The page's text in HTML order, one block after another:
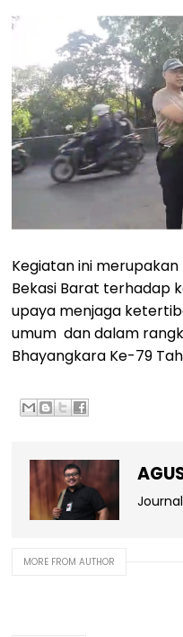
Kegiatan ini
Bekasi Barat terhadap
upaya menjaga
umum dan dalam
Bhayangkara Ke-79
MORE FROM AUTHOR